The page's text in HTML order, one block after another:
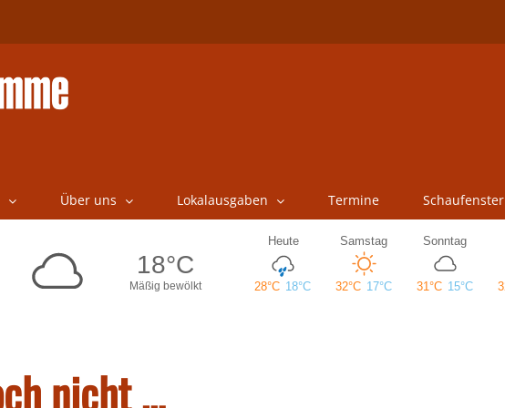
Über uns Lokalausgaben Termine Schaufenster
nicht …